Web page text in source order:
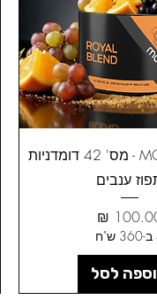
MONO 250 g - מס' 42 דומדניות
ענבים
לסל